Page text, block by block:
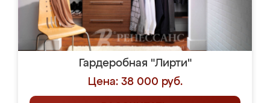
Гардеробная "Лирти"
Цена: 38 000 руб.